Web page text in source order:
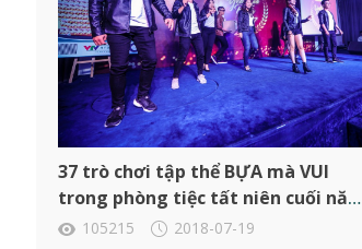
37 trò chơi tập thể BỰA mà VUI
trong phòng tiệc tất niên cuối năm
công ty
105215 2018-07-19